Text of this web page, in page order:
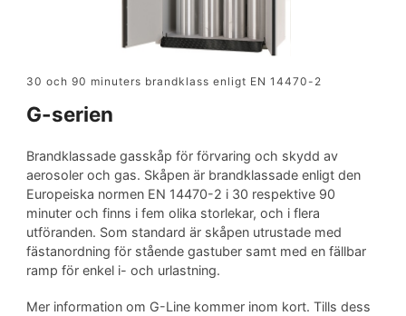
30 och 90 minuters brandklass enligt EN 14470-2
G-serien
Brandklassade gasskåp för förvaring och skydd av
aerosoler och gas. Skåpen är brandklassade enligt den
Europeiska normen EN 14470-2 i 30 respektive 90
minuter och finns i fem olika storlekar, och i flera
utföranden. Som standard är skåpen utrustade med
fästanordning för stående gastuber samt med en fällbar
ramp för enkel i- och urlastning.
Mer information om G-Line kommer inom kort. Tills dess